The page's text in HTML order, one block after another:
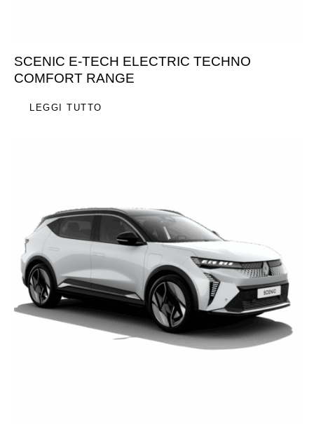
SCENIC E-TECH ELECTRIC TECHNO
COMFORT RANGE
LEGGI TUTTO